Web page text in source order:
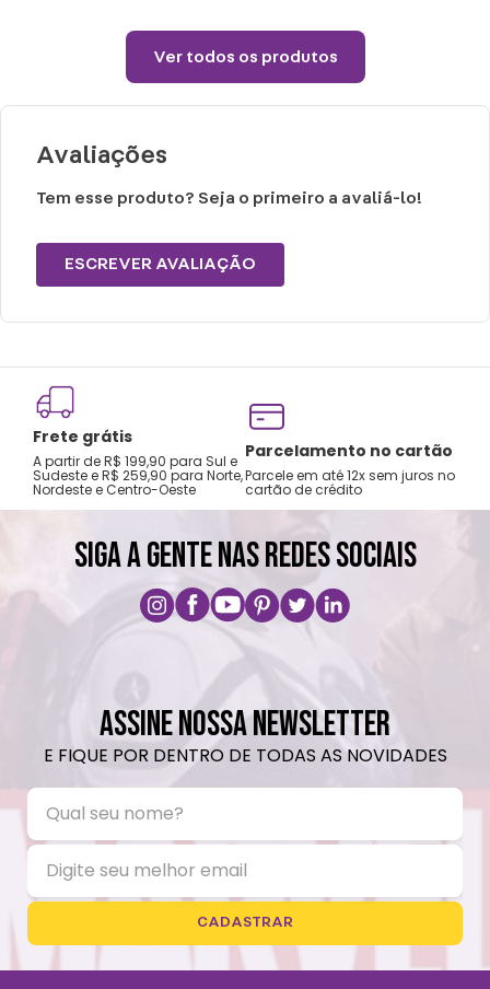
Ver todos os produtos
Avaliações
Tem esse produto? Seja o primeiro a avaliá-lo!
ESCREVER AVALIAÇÃO
Frete grátis
A partir de R$ 199,90 para Sul e
Sudeste e R$ 259,90 para Norte,
Nordeste e Centro-Oeste
Parcelamento no cartão
Parcele em até 12x sem juros no
cartão de crédito
SIGA A GENTE NAS REDES SOCIAIS
ASSINE NOSSA NEWSLETTER
E FIQUE POR DENTRO DE TODAS AS NOVIDADES
CADASTRAR